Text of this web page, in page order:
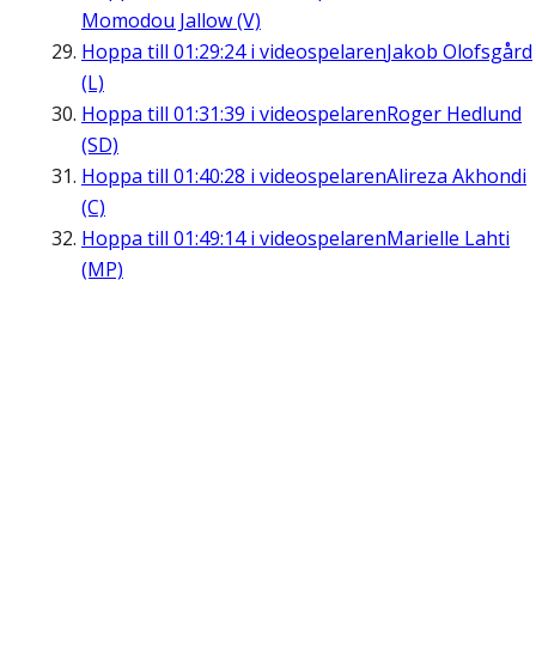
Momodou Jallow (V)
Hoppa till 01:29:24i videospelarenJakob Olofsgård
(L)
Hoppa till 01:31:39 i videospelarenRoger Hedlund
(SD)
Hoppa till 01:40:28 i videospelarenAlireza Akhondi
(C)
Hoppa till 01:49:14i videospelarenMarielle Lahti
(MP)